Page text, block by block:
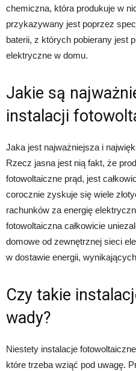
chemiczna, która produkuje w
przykazywany jest poprzez
baterii, z których pobierany jest
elektryczne w domu.
Jakie są
instalacji
Jaka jest najważniejsza i
Rzecz jasna jest nią fakt, że
fotowoltaiczne prąd, jest
corocznie zyskuje się wiele
rachunków za energię
fotowoltaiczna całkowicie
domowe od zewnętrznej sieci
w dostawie energii,
Czy takie
wady?
Niestety instalacje
które trzeba wziąć pod uwagę.